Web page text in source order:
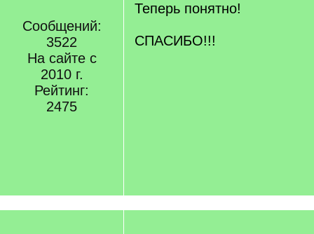
Сообщений:
3522
На сайте с
2010 г.
Рейтинг:
2475
Теперь понятно!
СПАСИБО!!!